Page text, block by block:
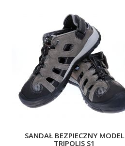
SANDAŁ BEZPIECZNY MODEL
TRIPOLIS S1